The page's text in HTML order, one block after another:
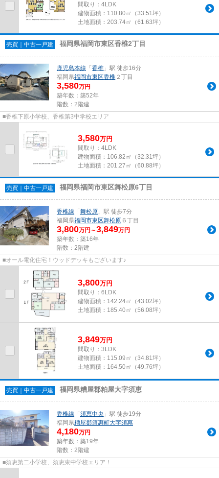
間取り：4LDK
建物面積： 110.80㎡（33.51坪）
土地面積： 203.74㎡（61.63坪）
売買｜中古一戸建 福岡県福岡市東区香椎2丁目
鹿児島本線 「 香椎 」駅 徒歩16分
福岡県福岡市東区香椎 ２丁目
3,580万円
築年数：築52年
階数：2階建
■香椎下原小学校、香椎第3中学校エリア
3,580万円
間取り：4LDK
建物面積： 106.82㎡（32.31坪）
土地面積： 201.27㎡（60.88坪）
売買｜中古一戸建 福岡県福岡市東区舞松原6丁目
香椎線 「 舞松原 」駅 徒歩7分
福岡県福岡市東区舞松原 ６丁目
3,800万円～3,849万円
築年数：築16年
階数：2階建
■オール電化住宅！ウッドデッキもございます♪
3,800万円
間取り：6LDK
建物面積： 142.24㎡（43.02坪）
土地面積： 185.40㎡（56.08坪）
3,849万円
間取り：3LDK
建物面積： 115.09㎡（34.81坪）
土地面積： 164.50㎡（49.76坪）
売買｜中古一戸建 福岡県糟屋郡粕屋大字須恵
香椎線 「 須恵中央 」駅 徒歩19分
福岡県糟屋郡須惠町大字須惠
4,180万円
築年数：築19年
階数：2階建
■須恵第二小学校、須恵東中学校エリア！